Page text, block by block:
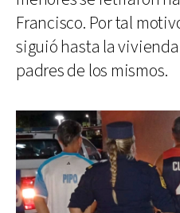
Francisco. Por tal
siguió hasta la
padres de los mismos.